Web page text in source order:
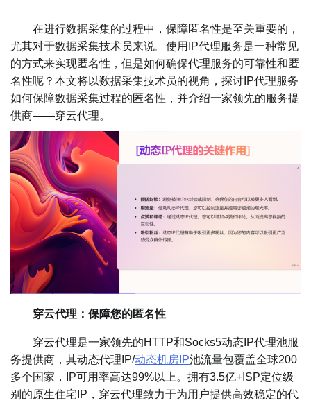
在进行数据采集的过程中，保障匿名性是至关重要的，
尤其对于数据采集技术员来说。使用IP代理服务是一种常见
的方式来实现匿名性，但是如何确保代理服务的可靠性和匿
名性呢？本文将以数据采集技术员的视角，探讨IP代理服务
如何保障数据采集过程的匿名性，并介绍一家领先的服务提
供商——穿云代理。
穿云代理：保障您的匿名性
穿云代理是一家领先的HTTP和Socks5动态IP代理池服
务提供商，其动态代理IP/动态机房IP池流量包覆盖全球200
多个国家，IP可用率高达99%以上。拥有3.5亿+ISP定位级
别的原生住宅IP，穿云代理致力于为用户提供高效稳定的代